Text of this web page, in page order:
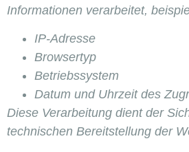
Informationen verarbeitet,
IP-Adresse
Browsertyp
Betriebssystem
Datum und Uhrzeit des
Diese Verarbeitung dient der
technischen Bereitstellung der